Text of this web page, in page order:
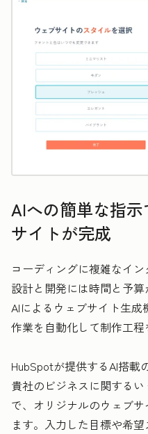
AIへの簡単な指
サイトが完成
コーディングに複雑なイ
設計と開発には時間と予算
AIによるウェブサイト生
作業を自動化して制作工程
HubSpotが提供するAI搭載
貴社のビジネスに関する
で、オリジナルのウェブ
ます。入力した目標や希